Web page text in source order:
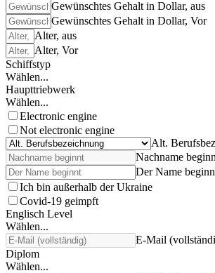
Gewünschtes Gehalt in Dollar, aus
Gewünschtes Gehalt in Dollar, Vor
Alter, aus
Alter, Vor
Schiffstyp
Wählen...
Haupttriebwerk
Wählen...
Electronic engine
Not electronic engine
Alt.
Nachname
Der Name
Ich bin außerhalb der Ukraine
Covid-19 geimpft
Englisch Level
Wählen...
E-Mail
Diplom
Wählen...